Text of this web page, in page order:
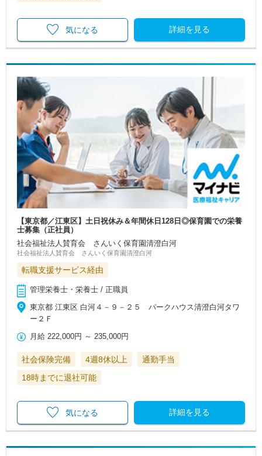
詳細を見る
気になる
【東京都／江東区】土日祝休み＆年間休日128日◎保育園での栄養
士募集（正社員）
社会福祉法人賛育会 さんいく保育園清澄白河
社会福祉法人賛育会 さんいく保育園清澄白河
転職支援サービス経由
管理栄養士・栄養士 / 正職員
東京都 江東区 白河４－９－２５ パークハウス清澄白河タワ
ー２Ｆ
月給 222,000円 ～ 235,000円
社会保険完備 4週8休以上
通勤手当
18時までに退社可能
詳細を見る
気になる